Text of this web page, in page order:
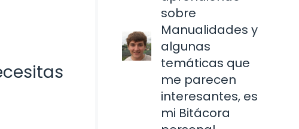
sobre
Manualidades y
algunas
temáticas que
me parecen
interesantes, es
mi Bitácora